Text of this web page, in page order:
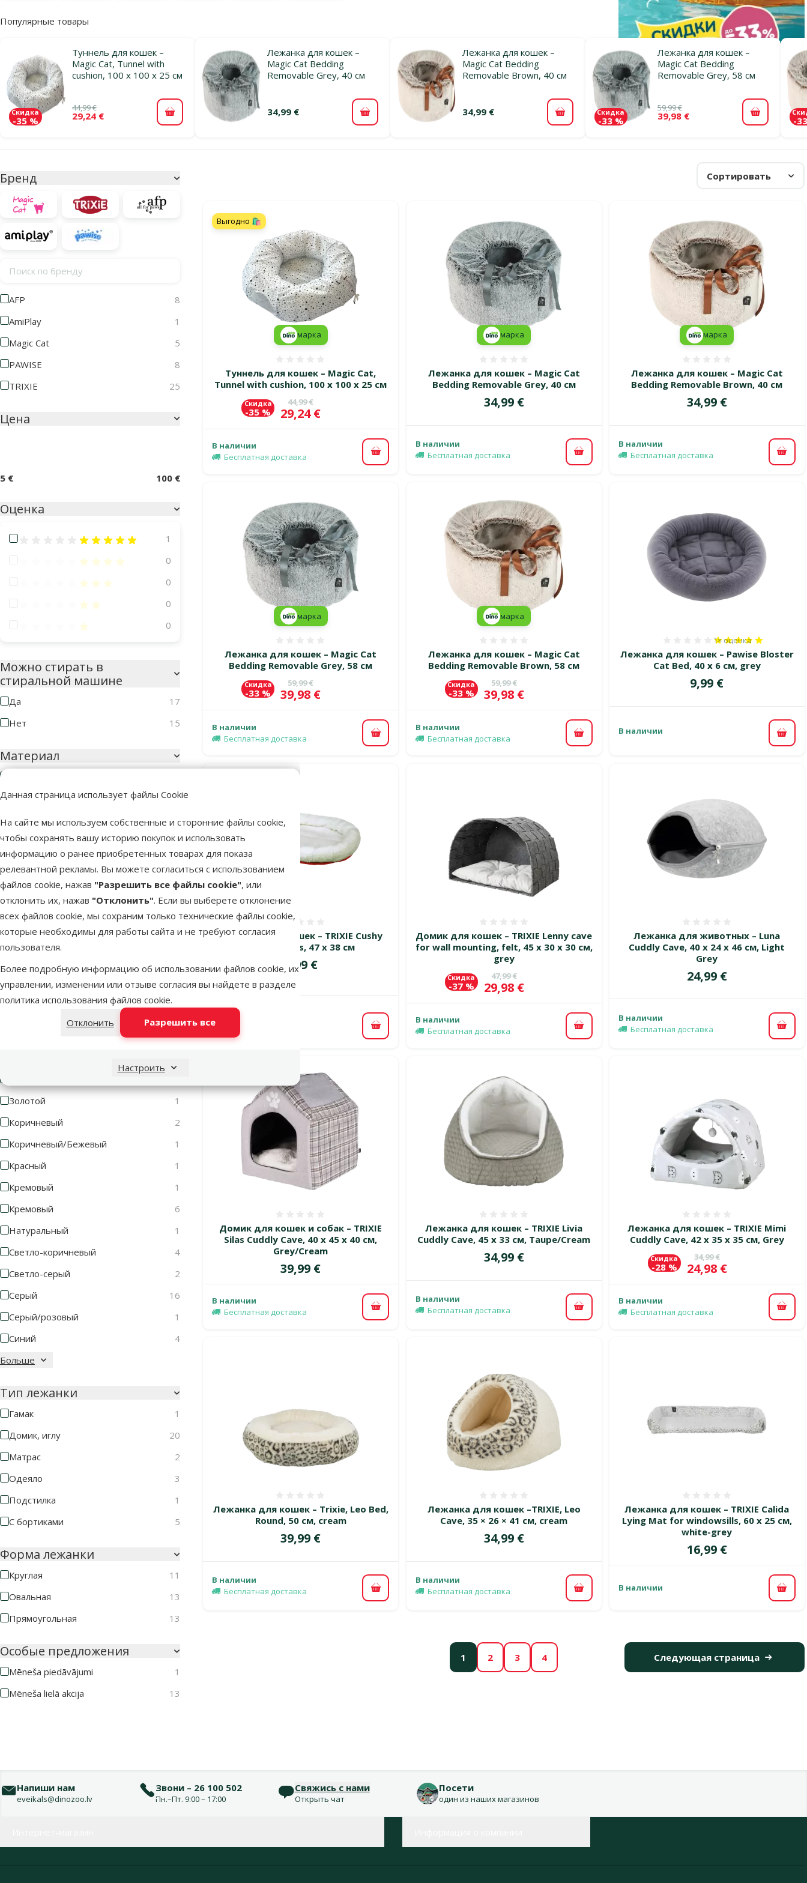
Данная страница использует файлы Cookie
На сайте мы используем собственные и сторонние файлы cookie,
чтобы сохранять вашу историю покупок и использовать
информацию о ранее приобретенных товарах для показа
релевантной рекламы. Вы можете согласиться с использованием
файлов cookie, нажав "Разрешить все файлы cookie", или
отклонить их, нажав "Отклонить". Если вы выберете отклонение
всех файлов cookie, мы сохраним только технические файлы cookie,
которые необходимы для работы сайта и не требуют согласия
пользователя.
Более подробную информацию об использовании файлов cookie, их
управлении, изменении или отзыве согласия вы найдете в разделе
политика использования файлов cookie.
Отклонить
Разрешить все
Настроить
Популярные товары
Туннель для кошек –
Magic Cat, Tunnel with
cushion, 100 x 100 x 25 см
44,99 €
29,24 €
Скидка
-35 % В корзину
Лежанка для кошек –
Magic Cat Bedding
Removable Grey, 40 см
34,99 € В корзину
Лежанка для кошек –
Magic Cat Bedding
Removable Brown, 40 см
34,99 € В корзину
Лежанка для кошек –
Magic Cat Bedding
Removable Grey, 58 см
59,99 €
39,98 €
Скидка
-33 % В корзину
-
Бренд
Поиск по бренду
AFP
8
AmiPlay
1
Magic Cat
5
PAWISE
8
TRIXIE
25
Цена
5 € 100 €
Оценка
Оценка 100%
1
Оценка 80%
0
Оценка 60%
0
Оценка 40%
0
Оценка 20%
0
Можно стирать в
стиральной машине
Да
17
Нет
15
Материал
Металл
1
Нейлон
2
Плюш
22
Полиэстер
Текстиль
1
Фетр
3
Флис
1
Фильтровать по: цвет
2
Золотой
1
Коричневый
2
Коричневый/Бежевый
1
Красный
1
Кремовый
1
Кремовый
6
Натуральный
1
Светло-коричневый
4
Светло-серый
2
Серый
16
Серый/розовый
1
Синий
4
Больше
Тип лежанки
Гамак
1
Домик, иглу
20
Матрас
2
Одеяло
3
Подстилка
1
С бортиками
5
Форма лежанки
Круглая
11
Овальная
13
Прямоугольная
13
Особые предложения
Mēneša piedāvājumi
1
Mēneša lielā akcija
13
Сортировать
Туннель для кошек – Magic Cat,
Tunnel with cushion, 100 x 100 x 25 см
Исходная цена
44,99 €
Цена
29,24 €
Скидка
-35 %
Выгодно 🛍️
марка
В наличии
Бесплатная доставка
В корзину
Лежанка для кошек – Magic Cat
Bedding Removable Grey, 40 см
Цена
34,99 €
марка
В наличии
Бесплатная доставка
В корзину
Лежанка для кошек – Magic Cat
Bedding Removable Brown, 40 см
Цена
34,99 €
марка
В наличии
Бесплатная доставка
В
Лежанка для кошек – Magic Cat
Bedding Removable Grey, 58 см
Исходная цена
59,99 €
Цена
39,98 €
Скидка
-33 %
марка
В наличии
Бесплатная доставка
В корзину
Лежанка для кошек – Magic Cat
Bedding Removable Brown, 58 см
Исходная цена
59,99 €
Цена
39,98 €
Скидка
-33 %
марка
В наличии
Бесплатная доставка
В корзину
Лежанка для кошек – Pawise Bloster
Cat Bed, 40 x 6 см, grey
Оценка 100%,
1× оценка
Цена
9,99 €
В наличии
В
Лежанка для кошек – TRIXIE Cushy
Bed for Cats, 47 x 38 см
Цена
9,99 €
В наличии
В корзину
Домик для кошек – TRIXIE Lenny cave
for wall mounting, felt, 45 x 30 x 30 см,
grey
Исходная цена
47,99 €
Цена
29,98 €
Скидка
-37 %
В наличии
Бесплатная доставка
В корзину
Лежанка для животных – Luna
Cuddly Cave, 40 x 24 x 46 см, Light
Grey
Цена
24,99 €
В наличии
Бесплатная доставка
В
Домик для кошек и собак – TRIXIE
Silas Cuddly Cave, 40 x 45 x 40 см,
Grey/Cream
Цена
39,99 €
В наличии
Бесплатная доставка
В корзину
Лежанка для кошек – TRIXIE Livia
Cuddly Cave, 45 x 33 см, Taupe/Cream
Цена
34,99 €
В наличии
Бесплатная доставка
В корзину
Лежанка для кошек – TRIXIE Mimi
Cuddly Cave, 42 x 35 x 35 см, Grey
Исходная цена
34,99 €
Цена
24,98 €
Скидка
-28 %
В наличии
Бесплатная доставка
В
Лежанка для кошек – Trixie, Leo Bed,
Round, 50 см, cream
Цена
39,99 €
В наличии
Бесплатная доставка
В корзину
Лежанка для кошек –TRIXIE, Leo
Cave, 35 × 26 × 41 см, cream
Цена
34,99 €
В наличии
Бесплатная доставка
В корзину
Лежанка для кошек – TRIXIE Calida
Lying Mat for windowsills, 60 x 25 см,
white-grey
Цена
16,99 €
В наличии В
1 2 3 4 Следующая страница
Напиши нам
eveikals@dinozoo.lv
Звони – 26 100 502
Пн.–Пт. 9:00 – 17:00
Свяжись с нами
Открыть чат
Посети
один из наших магазинов